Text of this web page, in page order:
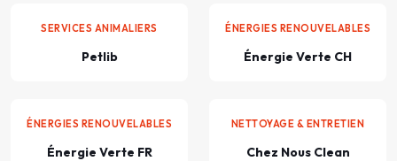
SERVICES ANIMALIERS
Petlib
ÉNERGIES RENOUVELABLES
Énergie Verte CH
ÉNERGIES RENOUVELABLES
Énergie Verte FR
NETTOYAGE & ENTRETIEN
Chez Nous Clean